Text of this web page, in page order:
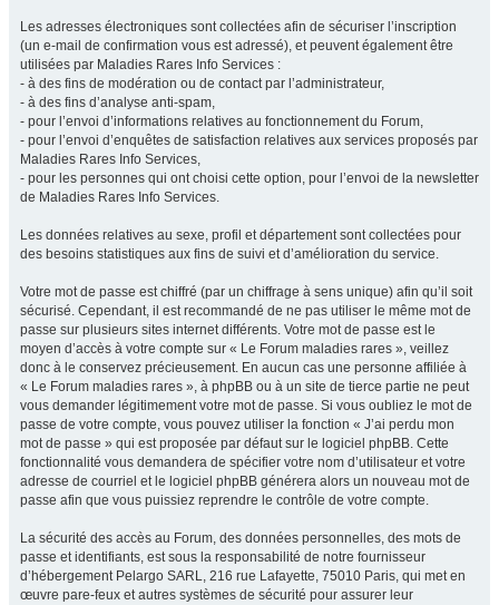
Les adresses électroniques sont collectées afin de sécuriser l’inscription
(un e-mail de confirmation vous est adressé), et peuvent également être
utilisées par Maladies Rares Info Services :
- à des fins de modération ou de contact par l’administrateur,
- à des fins d’analyse anti-spam,
- pour l’envoi d’informations relatives au fonctionnement du Forum,
- pour l’envoi d’enquêtes de satisfaction relatives aux services proposés par
Maladies Rares Info Services,
- pour les personnes qui ont choisi cette option, pour l’envoi de la newsletter
de Maladies Rares Info Services.
Les données relatives au sexe, profil et département sont collectées pour
des besoins statistiques aux fins de suivi et d’amélioration du service.
Votre mot de passe est chiffré (par un chiffrage à sens unique) afin qu’il soit
sécurisé. Cependant, il est recommandé de ne pas utiliser le même mot de
passe sur plusieurs sites internet différents. Votre mot de passe est le
moyen d’accès à votre compte sur « Le Forum maladies rares », veillez
donc à le conservez précieusement. En aucun cas une personne affiliée à
« Le Forum maladies rares », à phpBB ou à un site de tierce partie ne peut
vous demander légitimement votre mot de passe. Si vous oubliez le mot de
passe de votre compte, vous pouvez utiliser la fonction « J’ai perdu mon
mot de passe » qui est proposée par défaut sur le logiciel phpBB. Cette
fonctionnalité vous demandera de spécifier votre nom d’utilisateur et votre
adresse de courriel et le logiciel phpBB générera alors un nouveau mot de
passe afin que vous puissiez reprendre le contrôle de votre compte.
La sécurité des accès au Forum, des données personnelles, des mots de
passe et identifiants, est sous la responsabilité de notre fournisseur
d’hébergement Pelargo SARL, 216 rue Lafayette, 75010 Paris, qui met en
œuvre pare-feux et autres systèmes de sécurité pour assurer leur